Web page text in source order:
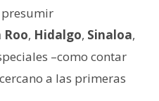
, Hidalgo, Sinaloa,
–como contar
a las primeras